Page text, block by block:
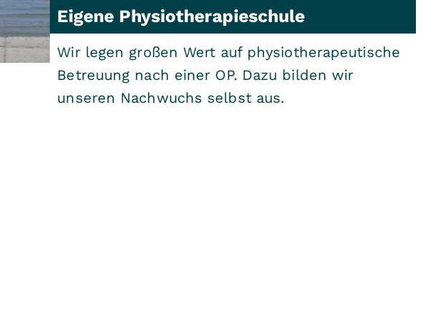
Eigene Physiotherapieschule
Wir legen großen Wert auf physiotherapeutische
Betreuung nach einer OP. Dazu bilden wir
unseren Nachwuchs selbst aus.